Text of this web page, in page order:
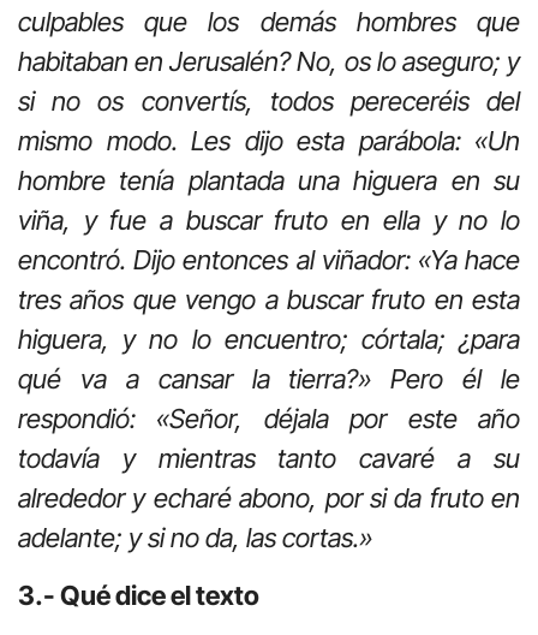
culpables que los demás hombres que
habitaban en Jerusalén? No, os lo aseguro; y
si no os convertís, todos pereceréis del
mismo modo. Les dijo esta parábola: «Un
hombre tenía plantada una higuera en su
viña, y fue a buscar fruto en ella y no lo
encontró. Dijo entonces al viñador: «Ya hace
tres años que vengo a buscar fruto en esta
higuera, y no lo encuentro; córtala; ¿para
qué va a cansar la tierra?» Pero él le
respondió: «Señor, déjala por este año
todavía y mientras tanto cavaré a su
alrededor y echaré abono, por si da fruto en
adelante; y si no da, las cortas.»
3.- Qué dice el texto